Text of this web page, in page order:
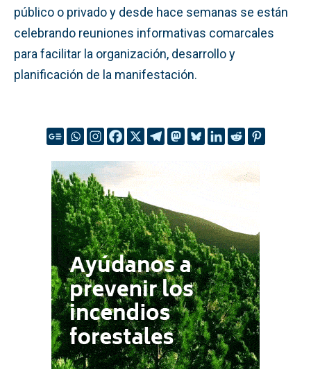
público o privado y desde hace semanas se están
celebrando reuniones informativas comarcales
para facilitar la organización, desarrollo y
planificación de la manifestación.